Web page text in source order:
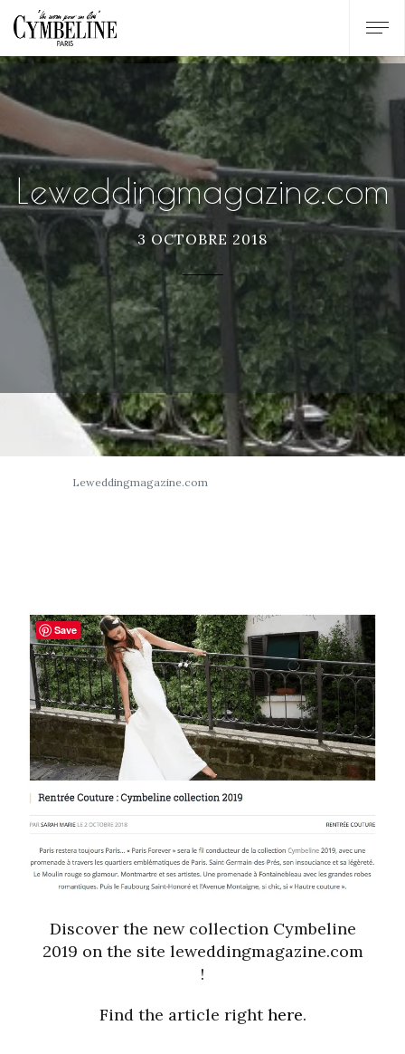
Leweddingmagazine.com
3 OCTOBRE 2018
Leweddingmagazine.com
Discover the new collection Cymbeline
2019 on the site leweddingmagazine.com
!
Find the article righthere.
Save